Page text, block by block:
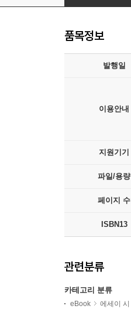
품목정보
발행일
이용안내
지원기기
파일/용량
페이지 수
ISBN13
관련분류
카테고리 분류
eBook 에세이 시